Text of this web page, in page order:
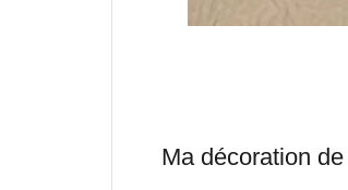
Ma décoration